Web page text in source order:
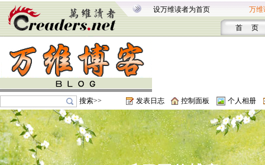
设万维读者为首页 万维
首 页
搜索>> 发表日志 控制面板 个人相册